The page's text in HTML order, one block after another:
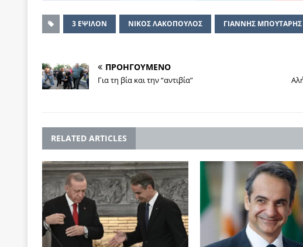
3 ΕΨΙΛΟΝ NΙΚΟΣ ΛΑΚΟΠΟΥΛΟΣ ΓΙΑΝΝΗΣ ΜΠΟΥΤΑΡΗΣ
ΠΡΟΗΓΟΥΜΕΝΟ
Για τη βία και την “αντιβία”
RELATED ARTICLES